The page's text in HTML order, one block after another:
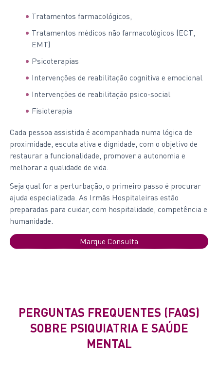
Tratamentos farmacológicos,
Tratamentos médicos não farmacológicos (ECT,
EMT)
Psicoterapias
Intervenções de reabilitação cognitiva e emocional
Intervenções de reabilitação psico-social
Fisioterapia
Cada pessoa assistida é acompanhada numa lógica de
proximidade, escuta ativa e dignidade, com o objetivo de
restaurar a funcionalidade, promover a autonomia e
melhorar a qualidade de vida.
Seja qual for a perturbação, o primeiro passo é procurar
ajuda especializada. As Irmãs Hospitaleiras estão
preparadas para cuidar, com hospitalidade, competência e
humanidade.
Marque Consulta
PERGUNTAS FREQUENTES (FAQS)
SOBRE PSIQUIATRIA E SAÚDE
MENTAL